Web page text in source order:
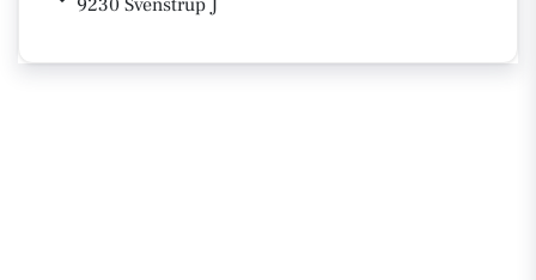
9230 Svenstrup J